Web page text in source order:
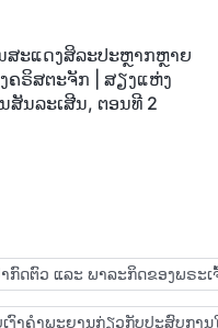
ສະແດງສິລະປະຫຼາກຫຼາຍ
ຄຣິສຕະຈັກ | ສຽງແຫ່ງ
ສັນລະເສີນ, ຕອນທີ 2
ກົດຕົວ ແລະ ພາລະກິດຂອງພຣະເ
ງົາຄຳພະຍານກ່ຽວກັບປະສົບກາ